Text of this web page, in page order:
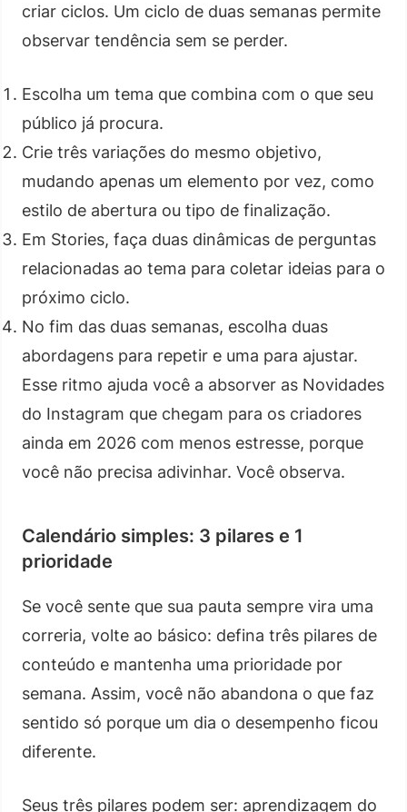
criar ciclos. Um ciclo de duas semanas permite
observar tendência sem se perder.
Escolha um tema que combina com o que seu
público já procura.
Crie três variações do mesmo objetivo,
mudando apenas um elemento por vez, como
estilo de abertura ou tipo de finalização.
Em Stories, faça duas dinâmicas de perguntas
relacionadas ao tema para coletar ideias para o
próximo ciclo.
No fim das duas semanas, escolha duas
abordagens para repetir e uma para ajustar.
Esse ritmo ajuda você a absorver as Novidades
do Instagram que chegam para os criadores
ainda em 2026 com menos estresse, porque
você não precisa adivinhar. Você observa.
Calendário simples: 3 pilares e 1
prioridade
Se você sente que sua pauta sempre vira uma
correria, volte ao básico: defina três pilares de
conteúdo e mantenha uma prioridade por
semana. Assim, você não abandona o que faz
sentido só porque um dia o desempenho ficou
diferente.
Seus três pilares podem ser: aprendizagem do